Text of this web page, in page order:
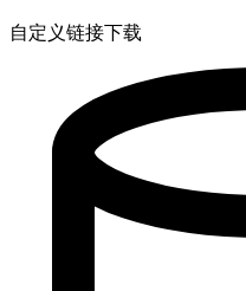
自定义链接下载